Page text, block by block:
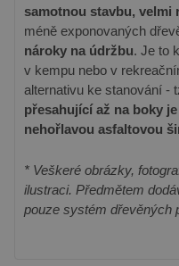
samotnou stavbu, velmi
méně exponovaných
nároky na údržbu. Je to
v kempu nebo v
alternativu ke stanování -
přesahující až na boky
nehořlavou asfaltovou
* Veškeré obrázky,
ilustraci. Předmětem
pouze systém dřevěných